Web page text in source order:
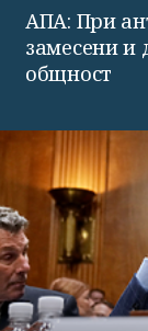
АПА: При
замесени и
общност